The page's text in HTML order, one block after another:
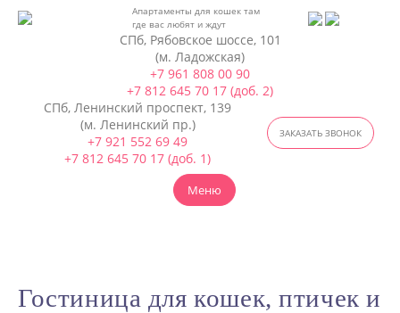
Апартаменты для кошек там
где вас любят и ждут
СПб, Рябовское шоссе, 101
(м. Ладожская)
+7 961 808 00 90
+7 812 645 70 17 (доб. 2)
СПб, Ленинский проспект, 139
(м. Ленинский пр.)
+7 921 552 69 49
+7 812 645 70 17 (доб. 1)
ЗАКАЗАТЬ ЗВОНОК
Меню
Гостиница для кошек, птичек и